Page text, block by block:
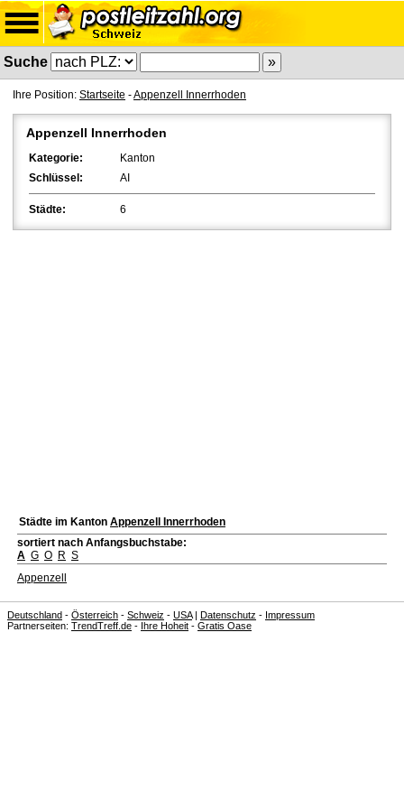
Suche
Ihre Position: Startseite -Appenzell Innerrhoden
Appenzell Innerrhoden
Kategorie:
Kanton
Schlüssel:
AI
Städte: 6
Städte im Kanton Appenzell Innerrhoden
sortiert nach Anfangsbuchstabe:
A G O R S
Appenzell
Deutschland - Österreich - Schweiz - USA| Datenschutz - Impressum
Partnerseiten: TrendTreff.de - Ihre Hoheit - Gratis Oase